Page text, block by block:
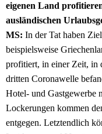
eigenen Land
ausländischen
MS: In der Tat haben
beispielsweise
profitiert, in einer Zeit, in
dritten Coronawelle
Hotel- und Gastgewerbe
Lockerungen kommen
entgegen. Letztendlich